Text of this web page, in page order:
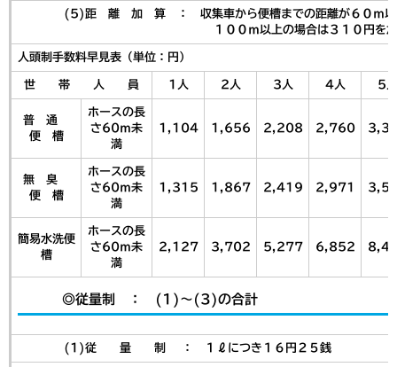
(5)距 離 加 算 ： 収集車から便槽までの距離が６０ｍ以上１
１００ｍ以上の場合は３１０円を加算し
人頭制手数料早見表（単位：円）
世 帯 人 員 1人 2人 3人 4人 5人
普 通
便 槽
ホースの長
さ60ｍ未
満
1,104 1,656 2,208 2,760
無 臭
便 槽
ホースの長
さ60ｍ未
満
1,315 1,867 2,419 2,971
簡易水洗便
槽
ホースの長
さ60ｍ未
満
2,127 3,702 5,277 6,852
◎従量制 ： (1)～(3)の合計
(1)従 量 制 ： １ℓにつき１６円２５銭